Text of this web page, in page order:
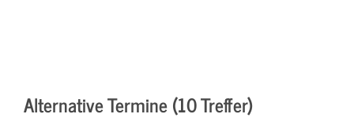
Alternative Termine (10 Treffer)